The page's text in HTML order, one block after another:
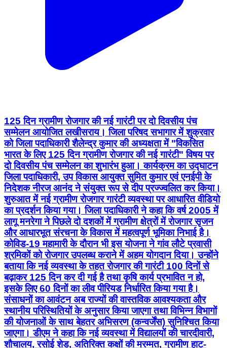
125 दिन ग्रामीण रोजगार की नई गारंटी पर दो दिवसीय पंच
सम्मेलन आयोजित लखीसराय। जिला परिषद सभागार में शुक्रवार
को जिला पदाधिकारी शैलेन्द्र कुमार की अध्यक्षता में "विकसित
भारत के लिए 125 दिन ग्रामीण रोजगार की नई गारंटी" विषय पर
दो दिवसीय पंच सम्मेलन का शुभारंभ हुआ। कार्यक्रम का उद्घाटन
जिला पदाधिकारी, उप विकास आयुक्त सुमित कुमार एवं एनईपी के
निदेशक नीरज आनंद ने संयुक्त रूप से दीप प्रज्ज्वलित कर किया।
शुरुआत में नई ग्रामीण रोजगार गारंटी व्यवस्था पर आधारित वीडियो
का प्रदर्शन किया गया। जिला पदाधिकारी ने कहा कि वर्ष 2005 में
लागू मनरेगा ने पिछले दो दशकों में ग्रामीण क्षेत्रों में रोजगार सृजन
और आधारभूत संरचना के विकास में महत्वपूर्ण भूमिका निभाई है।
कोविड-19 महामारी के दौरान भी इस योजना ने गांव लौटे प्रवासी
श्रमिकों को रोजगार उपलब्ध कराने में अहम योगदान दिया। उन्होंने
बताया कि नई व्यवस्था के तहत रोजगार की गारंटी 100 दिनों से
बढ़ाकर 125 दिन कर दी गई है तथा कृषि कार्य प्रभावित न हो,
इसके लिए 60 दिनों का लीव पीरियड निर्धारित किया गया है।
संसाधनों का आवंटन अब राज्यों की वास्तविक आवश्यकता और
स्थानीय परिस्थितियों के अनुसार किया जाएगा तथा विभिन्न विभागों
की योजनाओं के साथ बेहतर अभिसरण (कन्वर्जेंस) सुनिश्चित किया
जाएगा। डीएम ने कहा कि नई व्यवस्था में विद्यालयों की चारदीवारी,
शौचालय, रसोई शेड, अतिरिक्त कक्षों की मरम्मत, ग्रामीण हाट-